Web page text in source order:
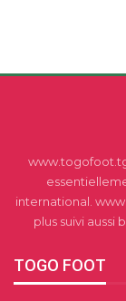
international.
plus suivi aussi
TOGO FOOT